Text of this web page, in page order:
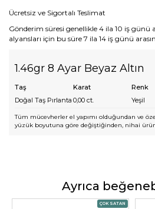
Ücretsiz ve Sigortalı Teslimat
Gönderim süresi genellikle 4 ila 10 iş günü
alyansları için bu süre 7 ila 14 iş günü
1.46gr 8 Ayar Beyaz Altın
Taş Karat Renk
Doğal Taş Pırlanta 0,00 ct. Yeşil
Tüm mücevherler el yapımı olduğundan ve
yüzük boyutuna göre değiştiğinden, nihai
Ayrıca
ÇOK SATAN